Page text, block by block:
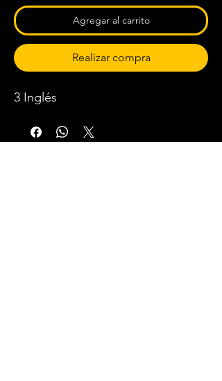
Agregar al carrito
Realizar compra
3 Inglés